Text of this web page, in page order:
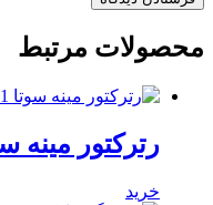
محصولات مرتبط
رترکتور مینه سوتا
خرید